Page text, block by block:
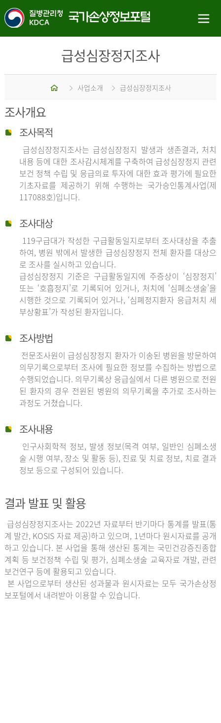
급성심장정지조사
홈 사업소개 급성심장정지조사
조사개요
조사목적
급성심장정지조사는 급성심장정지 발생과 생존결과, 처치
내용 등에 대한 조사감시체계를 구축하여 급성심장정지 관련
보건 정책 수립 및 응급의료 투자에 대한 효과 평가에 필요한
기초자료를 제공하기 위해 수행하는 국가승인통계사업(제
117088호)입니다.
조사대상
119구급대가 작성한 구급활동일지로부터 조사대상을 추출
하여, 병원 밖에서 발생한 급성심장정지 전체 환자를 대상으
로 조사를 실시하고 있습니다.
급성심장정지 기준은 구급활동일지에 주증상이 ‘심장정지’
또는 ‘호흡정지’로 기록되어 있거나, 처치에 ‘심폐소생술’을
시행한 것으로 기록되어 있거나, ‘심폐정지환자 응급처치 세
부상황표’가 작성된 환자입니다.
조사방법
전문조사원이 급성심장정지 환자가 이송된 병원을 방문하여
의무기록으로부터 조사에 필요한 정보를 수집하는 방법으로
수행되었습니다. 의무기록상 응급실에서 다른 병원으로 전원
된 환자의 경우 전원된 병원의 의무기록을 추가로 조사하는
과정도 거쳤습니다.
조사내용
인구사회학적 정보, 발생 정보(목격 여부, 일반인 심폐소생
술 시행 여부, 장소 및 활동 등), 진료 및 치료 정보, 치료 결과
정보 등으로 구성되어 있습니다.
결과 발표 및 활용
급성심장정지조사는 2022년 자료부터 반기마다 통계를 발표(통
계 발간, KOSIS 자료 제공)하고 있으며, 1년마다 원시자료를 공개
하고 있습니다. 본 사업을 통해 생산된 통계는 국민건강증진종합
계획 등 보건정책 수립 및 평가, 심폐소생술 교육자료 개발, 관련
보건연구 등에 활용되고 있습니다.
본 사업으로부터 생산된 성과물과 원시자료는 모두 국가손상정
보포털에서 내려받아 이용할 수 있습니다.